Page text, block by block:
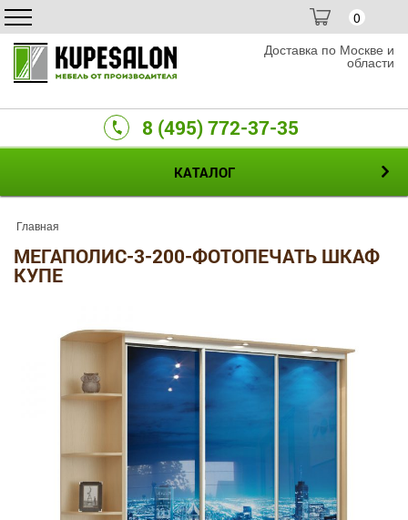
0
Доставка по Москве и
области
8 (495) 772-37-35
КАТАЛОГ
Главная
МЕГАПОЛИС-3-200-ФОТОПЕЧАТЬ ШКАФ
КУПЕ